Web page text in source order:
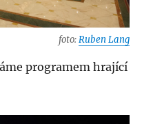
foto:Ruben Lang
programem hrající